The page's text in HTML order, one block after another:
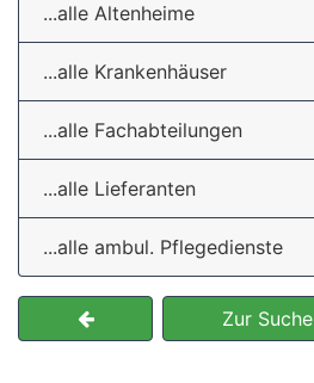
...alle Altenheime
...alle Krankenhäuser
...alle Fachabteilungen
...alle Lieferanten
...alle ambul. Pflegedienste
Zur Suche